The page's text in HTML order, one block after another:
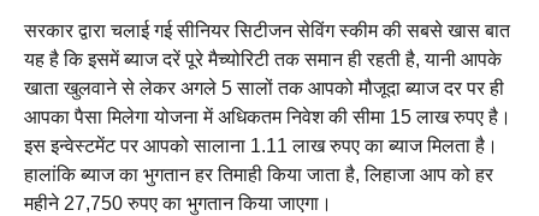
सरकार द्वारा चलाई गई सीनियर सिटीजन सेविंग स्कीम की सबसे खास बात
यह है कि इसमें ब्याज दरें पूरे मैच्योरिटी तक समान ही रहती है, यानी आपके
खाता खुलवाने से लेकर अगले 5 सालों तक आपको मौजूदा ब्याज दर पर ही
आपका पैसा मिलेगा योजना में अधिकतम निवेश की सीमा 15 लाख रुपए है।
इस इन्वेस्टमेंट पर आपको सालाना 1.11 लाख रुपए का ब्याज मिलता है।
हालांकि ब्याज का भुगतान हर तिमाही किया जाता है, लिहाजा आप को हर
महीने 27,750 रुपए का भुगतान किया जाएगा।